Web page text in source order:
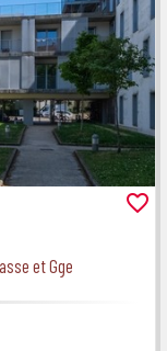
et Gge